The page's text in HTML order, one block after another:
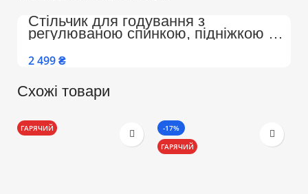
Стільчик для годування з
регулюваною спинкою, підніжкою на
колесах Преміум (Бежево-Білий)
₴
Схожі товари
ГАРЯЧИЙ
-17%
ГАРЯЧИЙ